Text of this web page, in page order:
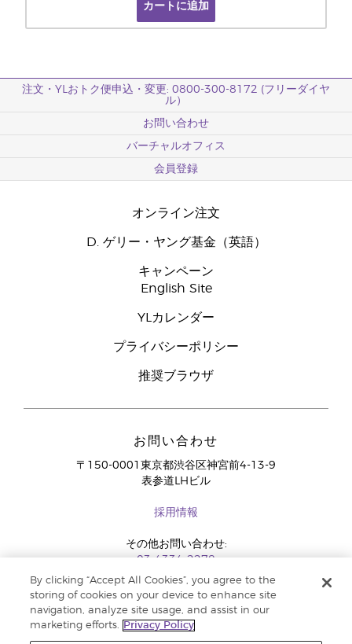
カートに追加
注文・YLおトク便申込・変更: 0800-300-8172 (フリーダイヤ
ル）
お問い合わせ
バーチャルオフィス
会員登録
オンライン注文
D. ゲリー・ヤング基金（英語）
キャンペーン
English Site
YLカレンダー
プライバシーポリシー
推奨ブラウザ
お問い合わせ
〒150-0001東京都渋谷区神宮前4-13-9
表参道LHビル
採用情報
その他お問い合わせ:
03-4334-2278
By clicking “Accept All Cookies”, you agree to the
storing of cookies on your device to enhance site
navigation, analyze site usage, and assist in our
marketing efforts.
Privacy Policy